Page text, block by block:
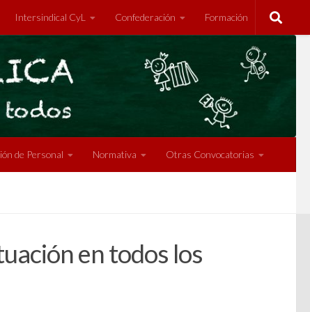
Intersindical CyL Confederación Formación
de Personal Normativa Otras Convocatorias
en todos los